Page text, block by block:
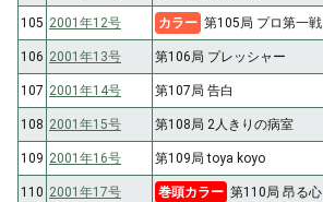
105 2001年12号 カラー 第105局 プロ第一戦
106 2001年13号 第106局 プレッシャー
107 2001年14号 第107局 告白
108 2001年15号 第108局 2人きりの病室
109 2001年16号 第109局 toya koyo
110 2001年17号 巻頭カラー 第110局 昂る心